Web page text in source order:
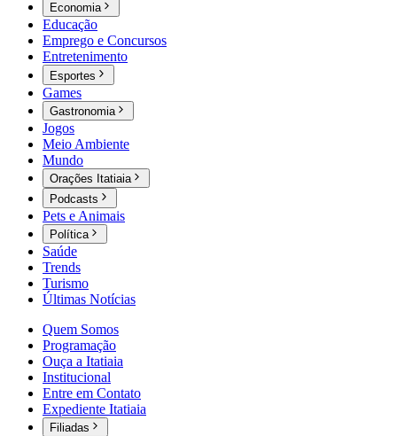
Economia
Educação
Emprego e Concursos
Entretenimento
Esportes
Games
Gastronomia
Jogos
Meio Ambiente
Mundo
Orações Itatiaia
Podcasts
Pets e Animais
Política
Saúde
Trends
Turismo
Últimas Notícias
Quem Somos
Programação
Ouça a Itatiaia
Institucional
Entre em Contato
Expediente Itatiaia
Filiadas